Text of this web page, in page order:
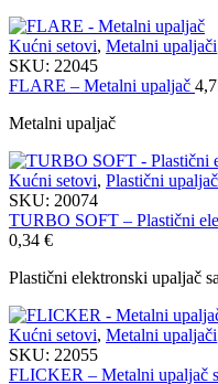
Kućni setovi, Metalni upaljači
SKU: 22045
FLARE – Metalni upaljač
Metalni upaljač
Kućni setovi, Plastični
SKU: 20074
TURBO SOFT – Plastični
0,34 €
Plastični elektronski upaljač
Kućni setovi, Metalni upaljači
SKU: 22055
FLICKER – Metalni upaljač